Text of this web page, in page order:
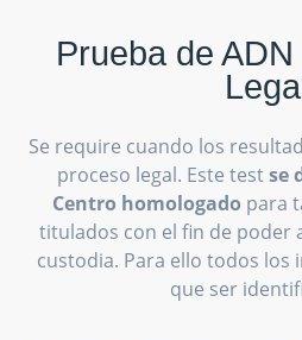
Prueba de
Se require cuando los
proceso legal. Este testse
Centro homologado para
titulados con el fin de poder
custodia. Para ello todos
que ser